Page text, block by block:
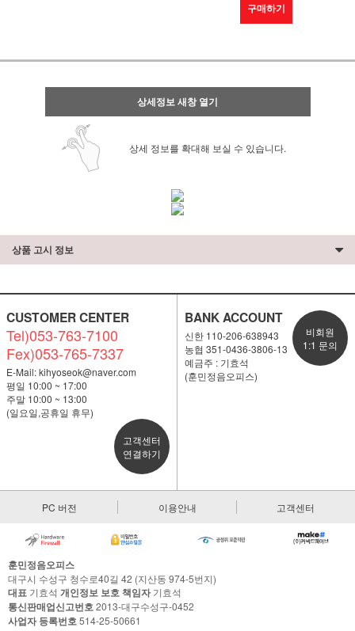
구매하기
상세정보 새창 열기
상세 정보를 확대해 보실 수 있습니다.
상품 고시 정보
CUSTOMER CENTER
Tel)053-763-7100
Fex)053-765-7337
E-Mail:kihyoseok@naver.com
평일 10:00 ~ 17:00
주말 10:00 ~ 13:00
(일요일,공휴일 휴무)
고객센터
연결하기
BANK ACCOUNT
신한 110-206-638943
농협 351-0436-3806-13
예금주 : 기효석
(훈민정음오피스)
비회원
1:1 문의
PC 버전 이용안내 고객센터
훈민정음오피스
대구시 수성구 청수로40길 42 (지산동 974-5번지)
대표 기효석 개인정보 보호 책임자기효석
통신판매업신고번호2013-대구수성구-0452
사업자 등록번호514-25-50661